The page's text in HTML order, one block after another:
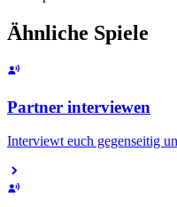
Ähnliche Spiele
Partner interviewen
Interviewt euch gegenseitig